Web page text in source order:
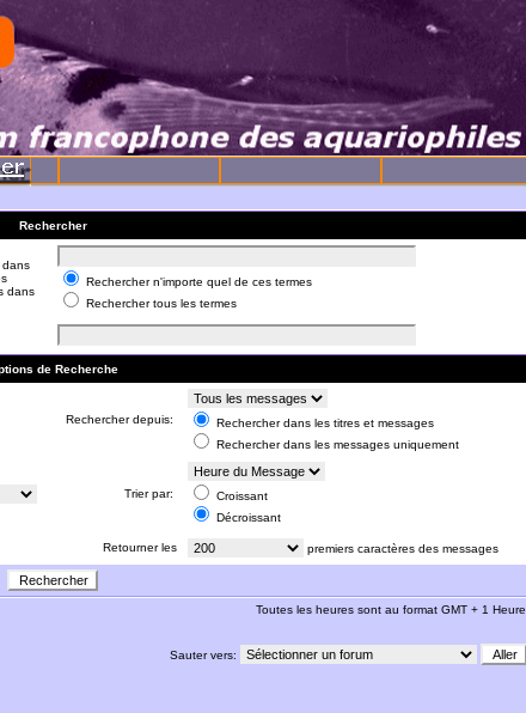
Rechercher
dans
dans
Rechercher n'importe quel de ces termes
Rechercher tous les termes
de Recherche
Rechercher depuis:
Rechercher dans les titres et messages
Rechercher dans les messages uniquement
Trier par:
Croissant
Décroissant
Retourner les premiers caractères des messages
Toutes les heures sont au format GMT + 1 Heure
Sauter vers: